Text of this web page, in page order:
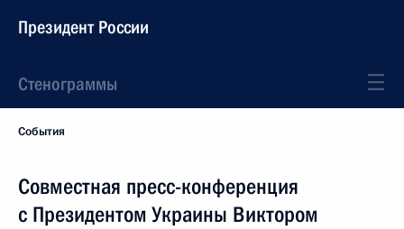
Президент России
Стенограммы
События
Совместная пресс-конференция
с Президентом Украины Виктором